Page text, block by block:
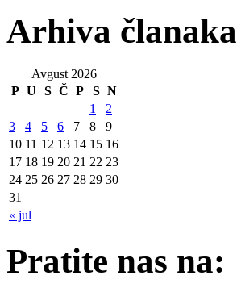
Arhiva članaka
Avgust 2026
P U S Č P S N
« jul
1
2
3
4 5 6 7 8
9
10 11 12 13 14 15 16
17 18 19 20 21 22 23
24 25 26 27 28 29 30
31
Pratite nas na: